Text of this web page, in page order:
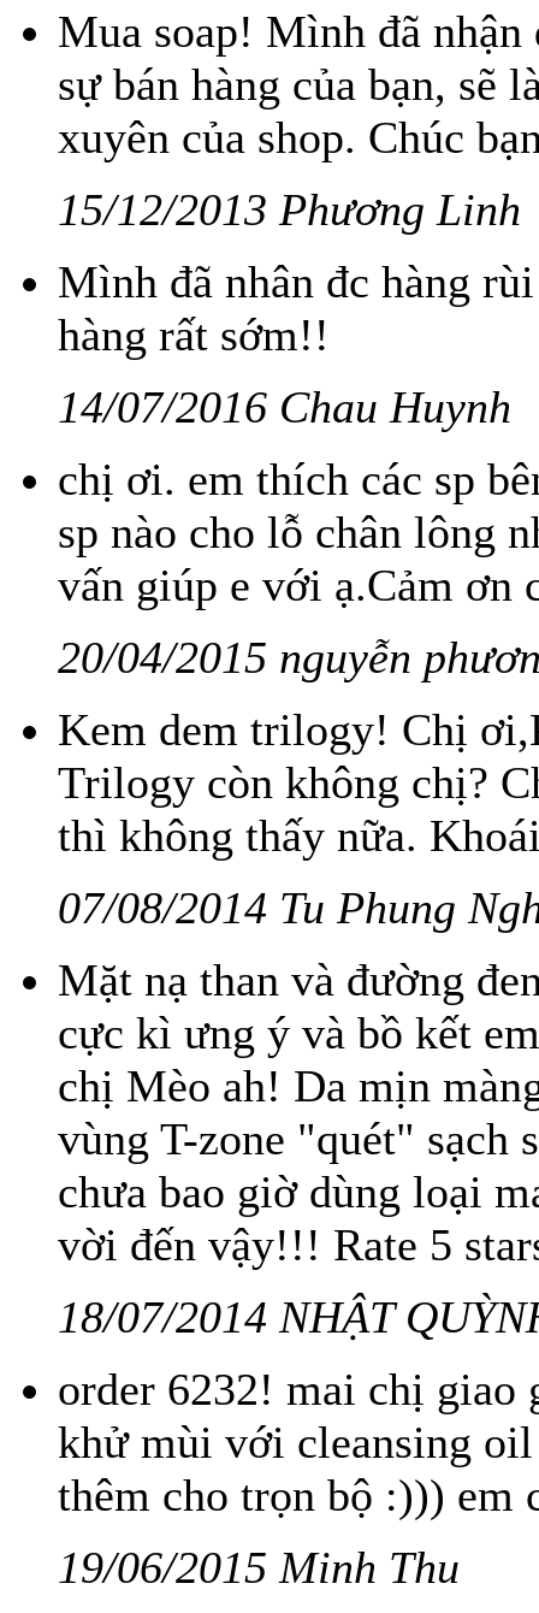
Mua soap! Mình đã
sự bán hàng của bạn, sẽ
xuyên của shop. Chúc
15/12/2013 Phương Linh
Mình đã nhân đc hàng
hàng rất sớm!!
14/07/2016 Chau Huynh
chị ơi. em thích các sp
sp nào cho lỗ chân lông
vấn giúp e với ạ.Cảm ơn
20/04/2015 nguyễn
Kem dem trilogy! Chị
Trilogy còn không chị?
thì không thấy nữa.
07/08/2014 Tu Phung
Mặt nạ than và đường
cực kì ưng ý và bồ kết
chị Mèo ah! Da mịn
vùng T-zone "quét"
chưa bao giờ dùng loại
vời đến vậy!!! Rate 5
18/07/2014 NHẬT
order 6232! mai chị giao
khử mùi với cleansing
thêm cho trọn bộ :))) em
19/06/2015 Minh Thu